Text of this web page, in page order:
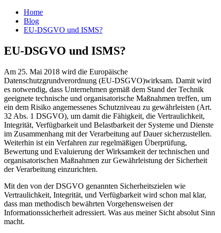
Home
Blog
EU-DSGVO und ISMS?
EU-DSGVO und ISMS?
Am 25. Mai 2018 wird die Europäische
Datenschutzgrundverordnung (EU-DSGVO)wirksam. Damit wird
es notwendig, dass Unternehmen gemäß dem Stand der Technik
geeignete technische und organisatorische Maßnahmen treffen, um
ein dem Risiko angemessenes Schutzniveau zu gewährleisten (Art.
32 Abs. 1 DSGVO), um damit die Fähigkeit, die Vertraulichkeit,
Integrität, Verfügbarkeit und Belastbarkeit der Systeme und Dienste
im Zusammenhang mit der Verarbeitung auf Dauer sicherzustellen.
Weiterhin ist ein Verfahren zur regelmäßigen Überprüfung,
Bewertung und Evaluierung der Wirksamkeit der technischen und
organisatorischen Maßnahmen zur Gewährleistung der Sicherheit
der Verarbeitung einzurichten.
Mit den von der DSGVO genannten Sicherheitszielen wie
Vertraulichkeit, Integrität, und Verfügbarkeit wird schon mal klar,
dass man methodisch bewährten Vorgehensweisen der
Informationssicherheit adressiert. Was aus meiner Sicht absolut Sinn
macht.